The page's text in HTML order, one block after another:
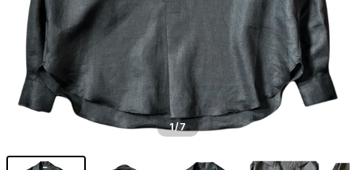
1/7